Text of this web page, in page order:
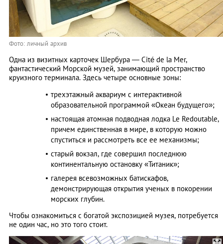
Фото: личный архив
Одна из визитных карточек Шербура ― Cité de la Mer,
фантастический Морской музей, занимающий пространство
круизного терминала. Здесь четыре основные зоны:
трехэтажный аквариум с интерактивной
образовательной программой «Океан будущего»;
настоящая атомная подводная лодка Le Redoutable,
причем единственная в мире, в которую можно
спуститься и рассмотреть все ее механизмы;
старый вокзал, где совершил последнюю
континентальную остановку «Титаник»;
галерея всевозможных батискафов,
демонстрирующая открытия ученых в покорении
морских глубин.
Чтобы ознакомиться с богатой экспозицией музея, потребуется
не один час, но это того стоит.